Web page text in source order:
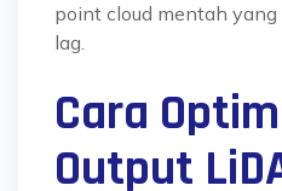
point cloud mentah
lag.
Cara
Output